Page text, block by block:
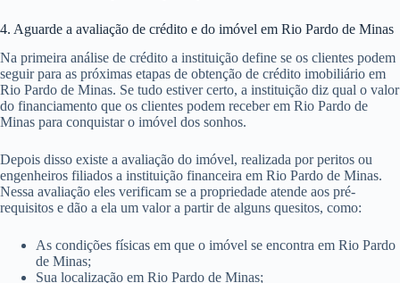
4. Aguarde a avaliação de crédito e do imóvel em Rio Pardo de Minas
Na primeira análise de crédito a instituição define se os clientes podem
seguir para as próximas etapas de obtenção de crédito imobiliário em
Rio Pardo de Minas. Se tudo estiver certo, a instituição diz qual o valor
do financiamento que os clientes podem receber em Rio Pardo de
Minas para conquistar o imóvel dos sonhos.
Depois disso existe a avaliação do imóvel, realizada por peritos ou
engenheiros filiados a instituição financeira em Rio Pardo de Minas.
Nessa avaliação eles verificam se a propriedade atende aos pré-
requisitos e dão a ela um valor a partir de alguns quesitos, como:
As condições físicas em que o imóvel se encontra em Rio Pardo
de Minas;
Sua localização em Rio Pardo de Minas;